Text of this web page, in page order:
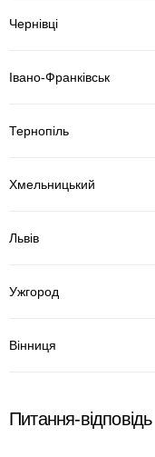
Чернівці
Івано-Франківськ
Тернопіль
Хмельницький
Львів
Ужгород
Вінниця
Питання-відповідь